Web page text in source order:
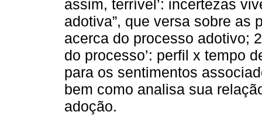
assim, terrível’: incertezas
adotiva”, que versa sobre as
acerca do processo adotivo;
do processo’: perfil x tempo
para os sentimentos
bem como analisa sua
adoção.